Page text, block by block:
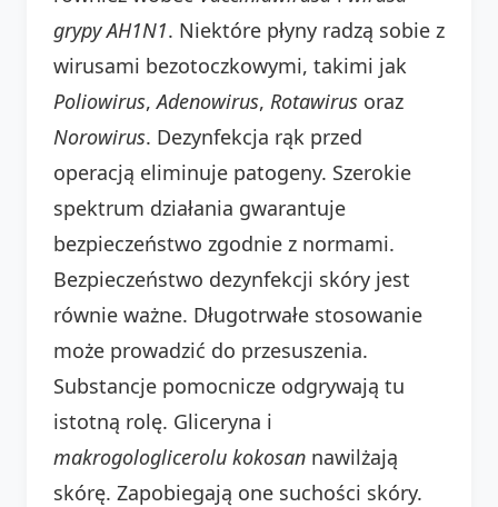
grypy AH1N1. Niektóre płyny radzą sobie z
wirusami bezotoczkowymi, takimi jak
Poliowirus,Adenowirus, Rotawirus oraz
Norowirus. Dezynfekcja rąk przed
operacją eliminuje patogeny. Szerokie
spektrum działania gwarantuje
bezpieczeństwo zgodnie z normami.
Bezpieczeństwo dezynfekcji skóry jest
równie ważne. Długotrwałe stosowanie
może prowadzić do przesuszenia.
Substancje pomocnicze odgrywają tu
istotną rolę. Gliceryna i
makrogologlicerolu kokosan nawilżają
skórę. Zapobiegają one suchości skóry.